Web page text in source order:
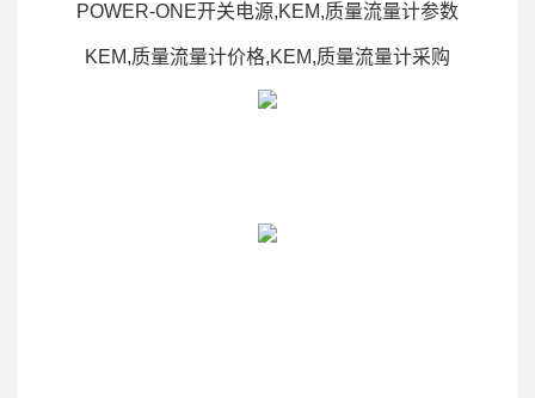
POWER-ONE开关电源,KEM,质量流量计参数
KEM,质量流量计价格,KEM,质量流量计采购